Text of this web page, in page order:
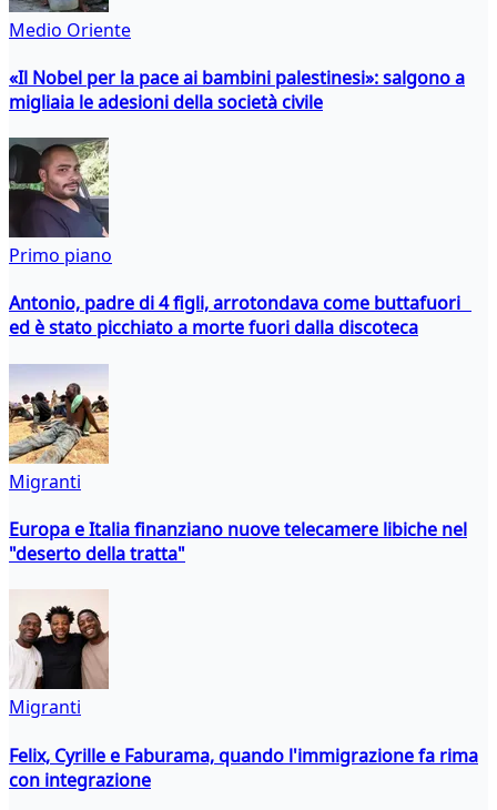
Medio Oriente
«Il Nobel per la pace ai bambini palestinesi»: salgono a
migliaia le adesioni della società civile
Primo piano
Antonio, padre di 4 figli, arrotondava come buttafuori
ed è stato picchiato a morte fuori dalla discoteca
Migranti
Europa e Italia finanziano nuove telecamere libiche nel
"deserto della tratta"
Migranti
Felix, Cyrille e Faburama, quando l'immigrazione fa rima
con integrazione